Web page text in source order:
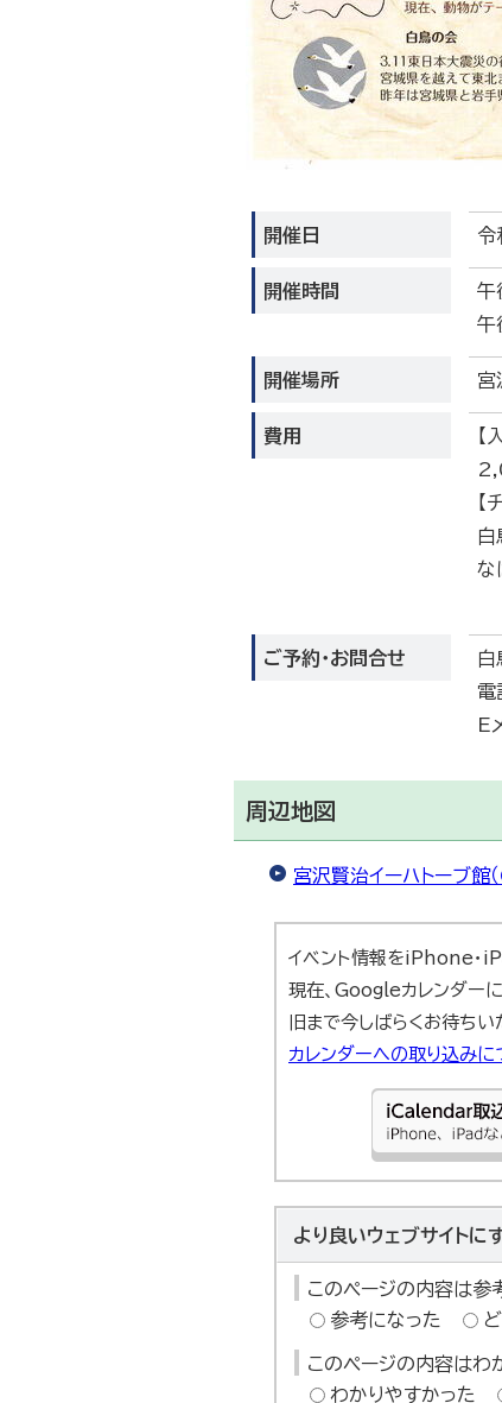
開催日 令
開催時間
午
午
開催場所 宮
費用
【
【
白
な
ご予約・お問合せ
白
E
周辺地図
宮沢賢治イーハトーブ館
イベント情報をiPhone・
現在、Googleカレンダー
旧まで今しばらくお待ち
カレンダーへの取り込み
より良いウェブサイトに
このページの内容は参
参考になった
このページの内容はわ
わかりやすかった